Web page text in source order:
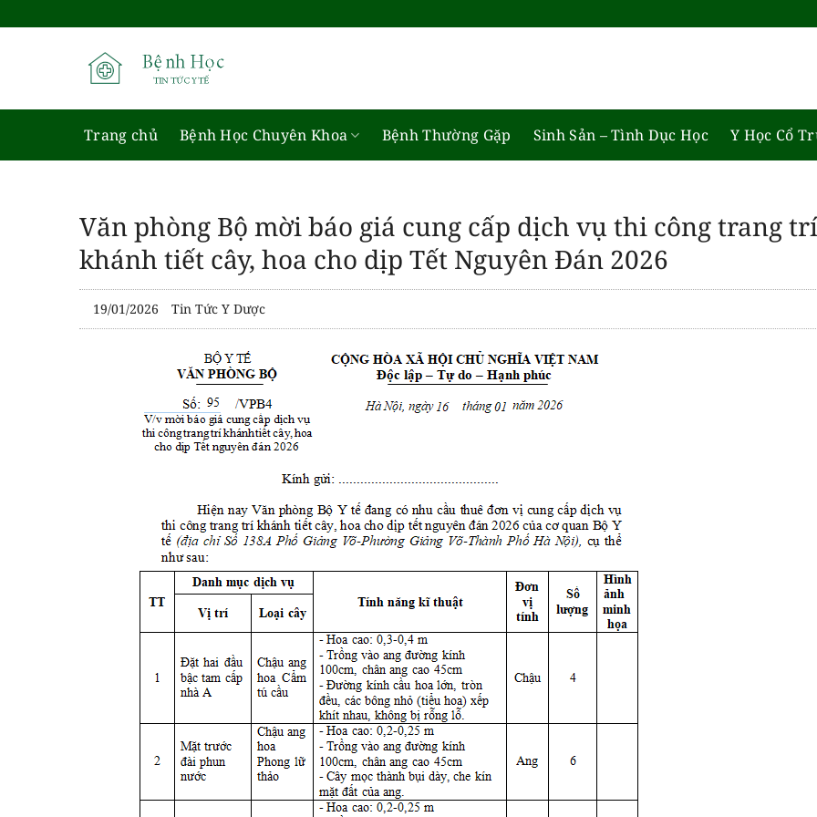
qua
Trang chủ Bệnh Học Chuyên Khoa Bệnh Thường Gặp Sinh Sản – Tình Dục Học Y Học Cổ
Văn phòng Bộ mời báo giá cung cấp dịch vụ thi công trang trí
khánh tiết cây, hoa cho dịp Tết Nguyên Đán 2026
19/01/2026 Tin Tức Y Dược